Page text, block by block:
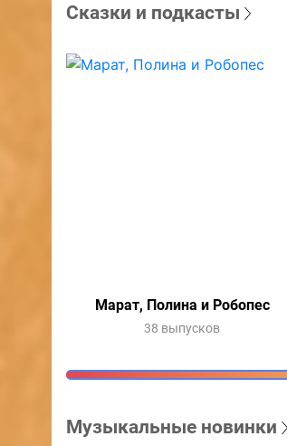
Сказки и подкасты
Марат, Полина и Робопес
38 выпусков
Музыкальные новинки